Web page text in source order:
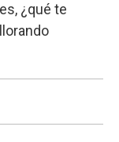
¿qué te